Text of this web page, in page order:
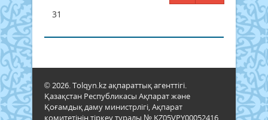
31
© 2026. Tolqyn.kz ақпараттық агенттігі.
Қазақстан Республикасы Ақпарат және
Қоғамдық даму министрлігі, Ақпарат
комитетінің тіркеу туралы № KZ05VPY00052416